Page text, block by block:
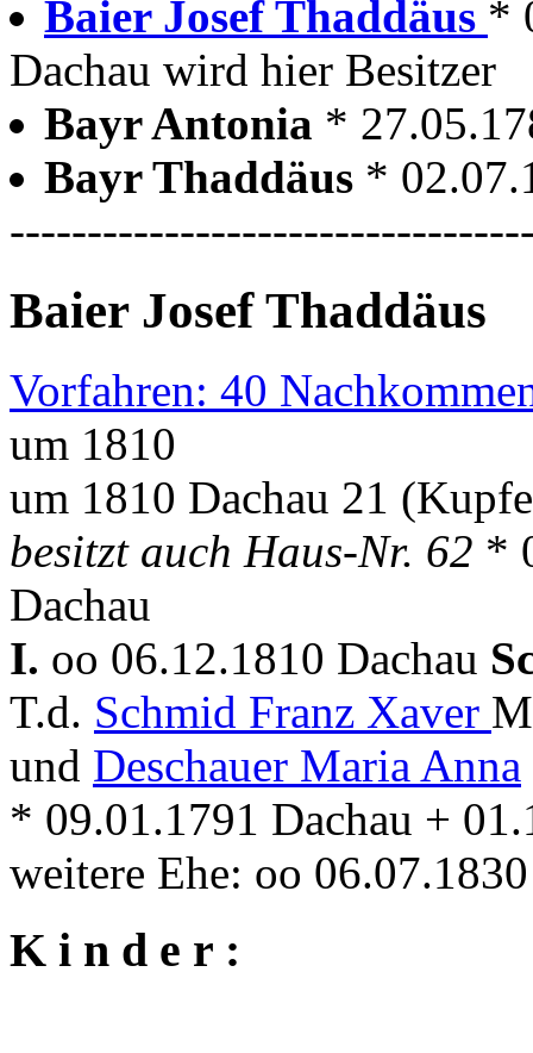
Baier Josef Thaddäus *
Dachau wird hier Besitzer
Bayr Antonia *
Bayr Thaddäus *
Baier Josef Thaddäus
Vorfahren: 40
um 1810
um 1810 Dachau 21
besitzt auch Haus-Nr. 62 *
Dachau
I. oo 06.12.1810 Dachau
T.d. Schmid Franz Xaver
und Deschauer Maria Anna
* 09.01.1791 Dachau +
weitere Ehe: oo
K i n d e r :